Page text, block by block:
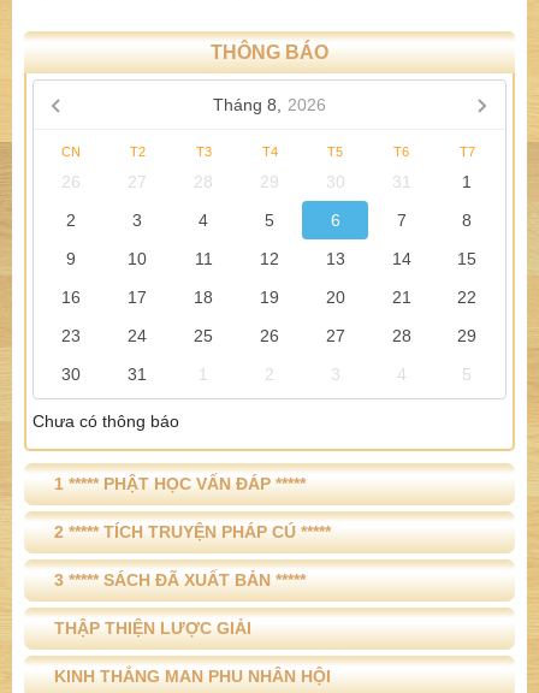
THÔNG BÁO
Tháng 8, 2026
CN T2 T3 T4 T5 T6 T7
26 27 28 29 30 31
1
2
3 4 5 6 7
8
9
10 11 12 13 14
15
16
17 18 19 20 21
22
23
24 25 26 27 28
29
30
31 1 2 3 4 5
Chưa có thông báo
1 ***** PHẬT HỌC VẤN ĐÁP *****
2 ***** TÍCH TRUYỆN PHÁP CÚ *****
3 ***** SÁCH ĐÃ XUẤT BẢN *****
THẬP THIỆN LƯỢC GIẢI
KINH THẮNG MAN PHU NHÂN HỘI